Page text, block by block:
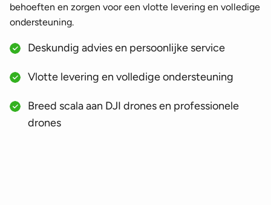
behoeften en zorgen voor een vlotte levering en volledige
ondersteuning.
Deskundig advies en persoonlijke service
Vlotte levering en volledige ondersteuning
Breed scala aan DJI drones en professionele
drones